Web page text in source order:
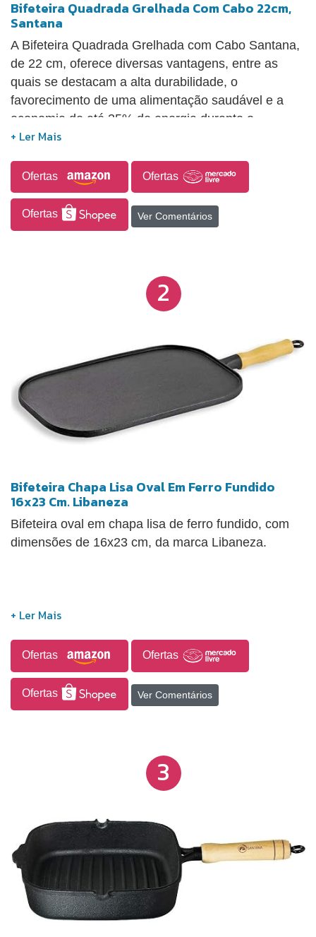
Bifeteira Quadrada Grelhada Com Cabo 22cm,
Santana
A Bifeteira Quadrada Grelhada com Cabo Santana,
de 22 cm, oferece diversas vantagens, entre as
quais se destacam a alta durabilidade, o
favorecimento de uma alimentação saudável e a
economia de até 35% de energia durante o
cozimento. Proporciona um cozimento uniforme,
tempo, e promove a transferência de ferro para os
pratos. Com dimensões de 22x22 cm e um peso de
1,81 kg, o produto tem o código 6477 e é fornecido
em um pacote que contém uma bifeteira.
Ofertas Ofertas
Ofertas Ver Comentários
2
Bifeteira Chapa Lisa Oval Em Ferro Fundido
16x23 Cm. Libaneza
Bifeteira oval em chapa lisa de ferro fundido, com
dimensões de 16x23 cm, da marca Libaneza.
Ofertas Ofertas
Ofertas Ver Comentários
3